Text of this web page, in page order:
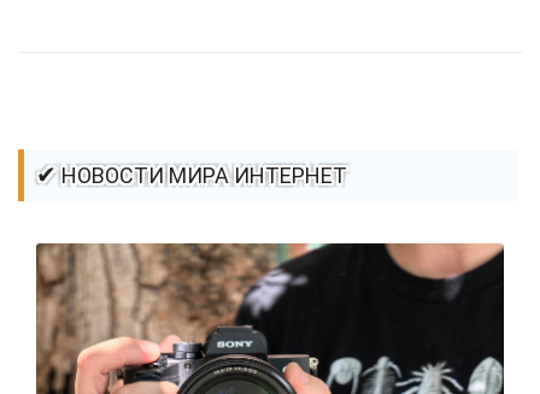
✔ НОВОСТИ МИРА ИНТЕРНЕТ